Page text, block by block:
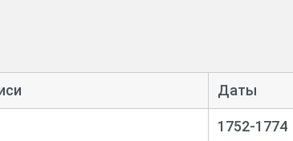
Даты
1752-1774